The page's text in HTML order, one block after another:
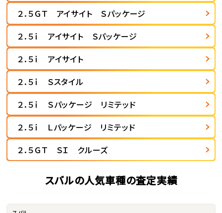
２．５ＧＴ アイサイト Ｓパッケージ
２．５ｉ アイサイト Ｓパッケージ
２．５ｉ アイサイト
２．５ｉ Ｓスタイル
２．５ｉ Ｓパッケージ リミテッド
２．５ｉ Ｌパッケージ リミテッド
２．５ＧＴ ＳＩ クルーズ
スバルの人気車種の査定実績